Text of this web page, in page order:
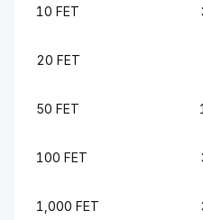
10 FET
20 FET
50 FET
100 FET
1,000 FET